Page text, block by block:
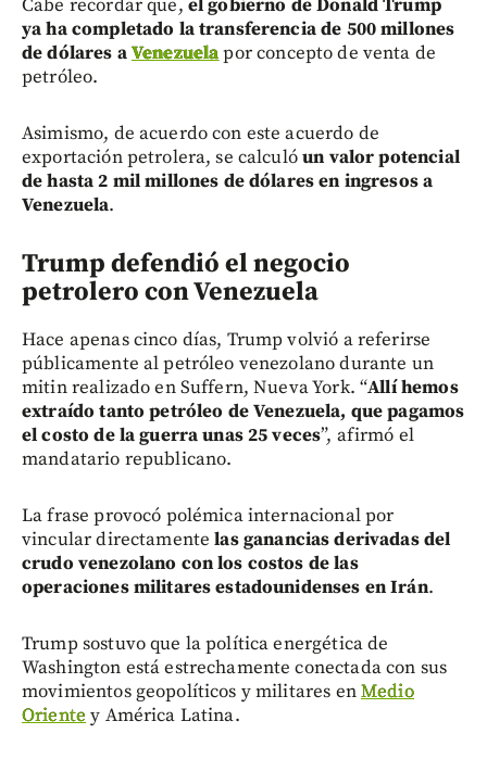
Cabe recordar que, el gobierno de Donald Trump
ya ha completado la transferencia de 500 millones
de dólares aVenezuelapor concepto de venta de
petróleo.
Asimismo, de acuerdo con este acuerdo de
exportación petrolera, se calculóun valor potencial
de hasta 2 mil millones de dólares en ingresos a
Venezuela.
Trump defendió el negocio
petrolero con Venezuela
Hace apenas cinco días, Trump volvió a referirse
públicamente al petróleo venezolano durante un
mitin realizado en Suffern, Nueva York. “Allí hemos
extraído tanto petróleo de Venezuela, que pagamos
el costo de la guerra unas 25 veces”, afirmó el
mandatario republicano.
La frase provocó polémica internacional por
vincular directamentelas ganancias derivadas del
crudo venezolano con los costos de las
operaciones militares estadounidenses en Irán.
Trump sostuvo que la política energética de
Washington está estrechamente conectada con sus
movimientos geopolíticos y militares enMedio
Orientey América Latina.